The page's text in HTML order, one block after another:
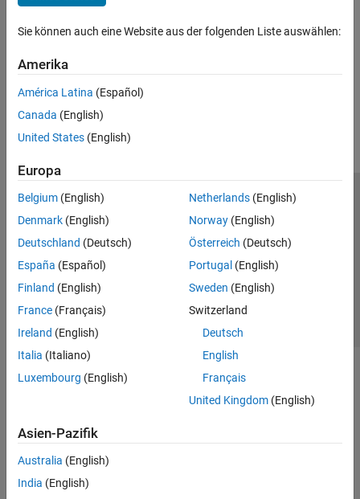
Sie können auch eine Website aus der folgenden Liste auswählen:
Amerika
América Latina (Español)
Canada (English)
United States (English)
Europa
Belgium (English)
Denmark (English)
Deutschland (Deutsch)
España (Español)
Finland (English)
France (Français)
Ireland (English)
Italia (Italiano)
Luxembourg (English)
Netherlands(English)
Norway(English)
Österreich (Deutsch)
Portugal (English)
Sweden (English)
Switzerland
Deutsch
English
Français
United Kingdom(English)
Asien-Pazifik
Australia (English)
India (English)
Trust Center
Datenschutz-Richtlinien
Datendiebstahl verhindern
Status von Anwendungen
© 1994-2026 The MathWorks, Inc.
Website auswählen
Deutschland